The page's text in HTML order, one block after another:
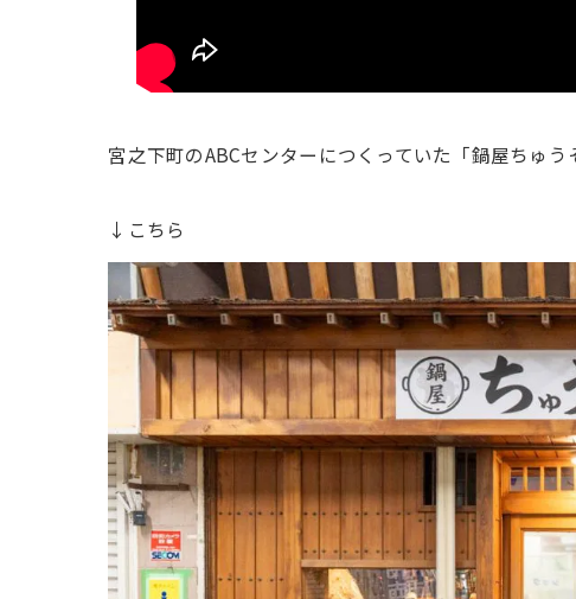
宮之下町のABCセンターにつくっていた「鍋屋ちゅう
↓こちら